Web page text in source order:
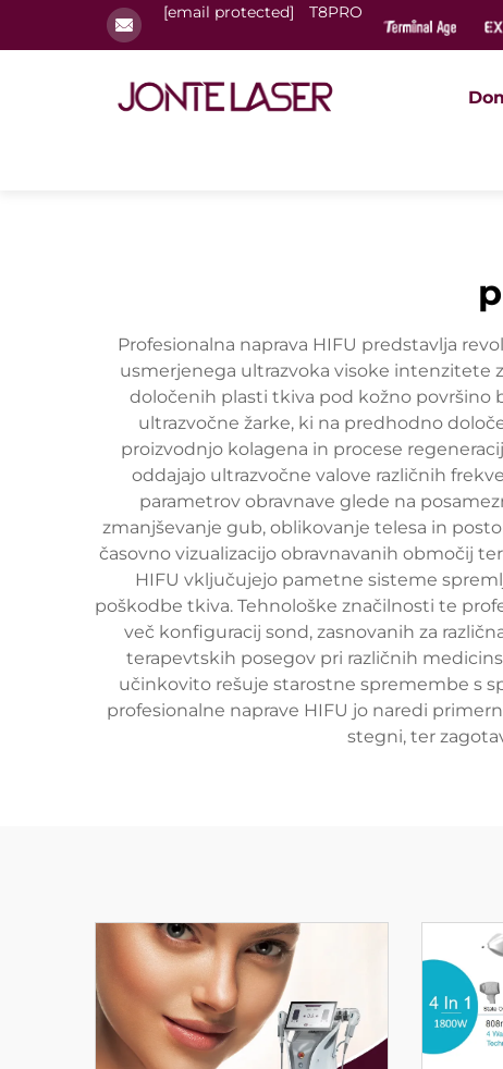
[email protected] T8PRO
Profesionalna naprava HIFU predstavlja
usmerjenega ultrazvoka visoke intenzitete
določenih plasti tkiva pod kožno površino
ultrazvočne žarke, ki na predhodno
proizvodnjo kolagena in procese
oddajajo ultrazvočne valove različnih
parametrov obravnave glede na
zmanjševanje gub, oblikovanje telesa in
časovno vizualizacijo obravnavanih območij
HIFU vključujejo pametne sisteme
poškodbe tkiva. Tehnološke značilnosti te
več konfiguracij sond, zasnovanih za
terapevtskih posegov pri različnih
učinkovito rešuje starostne spremembe s
profesionalne naprave HIFU jo naredi
stegni, ter